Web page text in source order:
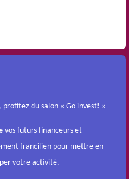
du salon « Go invest! »
vos futurs financeurs et
francilien pour mettre en
votre activité.